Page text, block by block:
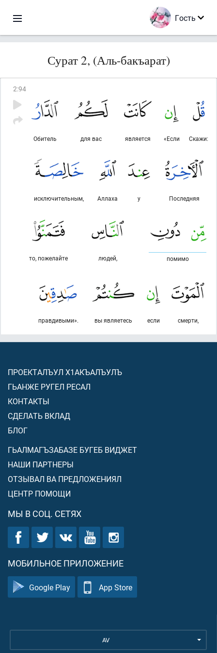
Гость
Сурат 2, (Аль-бакъарат)
2:94
Скажи:
«Если
является
для вас
Обитель
Последняя
у
Аллаха
исключительным,
помимо
людей,
то, пожелайте
смерти,
если
вы являетесь
правдивыми».
ПРОЕКТАЛЪУЛ Х1АКЪАЛЪУЛЪ
ГЬАНЖЕ РУГЕЛ РЕСАЛ
КОНТАКТЫ
СДЕЛАТЬ ВКЛАД
БЛОГ
ГЬАЛМАГЪЗАБАЗЕ БУГЕБ ВИДЖЕТ
НАШИ ПАРТНЕРЫ
ОТЗЫВАЛ ВА ПРЕДЛОЖЕНИЯЛ
ЦЕНТР ПОМОЩИ
МЫ В СОЦ. СЕТЯХ
МОБИЛЬНОЕ ПРИЛОЖЕНИЕ
Google Play App Store
AV